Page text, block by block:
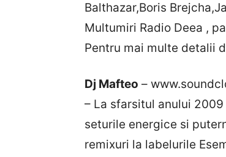
Balthazar,Boris
Multumiri Radio Deea ,
Pentru mai multe detalii
Dj Mafteo –
– La sfarsitul anului
seturile energice si
remixuri la labelurile